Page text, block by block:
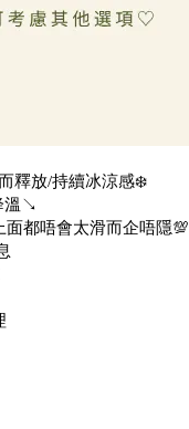
釋放/持續冰涼感❄️
溫↘️
都唔會太滑而企唔隱💯